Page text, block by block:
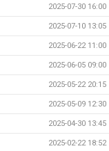
2025-07-30 16:00
2025-07-10 13:05
2025-06-22 11:00
2025-06-05 09:00
2025-05-22 20:15
2025-05-09 12:30
2025-04-30 13:45
2025-02-22 18:52